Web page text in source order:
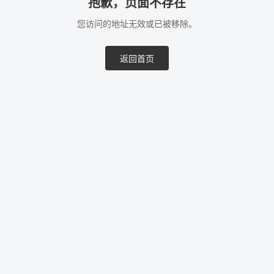
抱歉，页面不存在
您访问的地址无效或已被移除。
返回首页